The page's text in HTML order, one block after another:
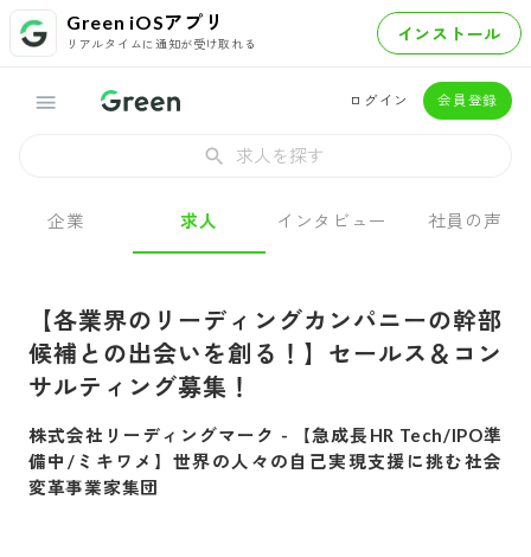
Green iOSアプリ
リアルタイムに通知が受け取れる インストール
ログイン 会員登録
求人を探す
企業 求人 インタビュー 社員の声
【各業界のリーディングカンパニーの幹部
候補との出会いを創る！】セールス＆コン
サルティング募集！
株式会社リーディングマーク -
【急成長HR Tech/IPO準
備中/ミキワメ】世界の人々の自己実現支援に挑む社会
変革事業家集団